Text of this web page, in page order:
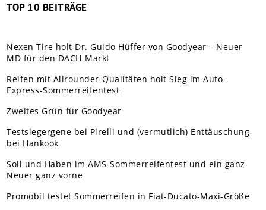
TOP 10 BEITRÄGE
Nexen Tire holt Dr. Guido Hüffer von Goodyear – Neuer
MD für den DACH-Markt
Reifen mit Allrounder-Qualitäten holt Sieg im Auto-
Express-Sommerreifentest
Zweites Grün für Goodyear
Testsiegergene bei Pirelli und (vermutlich) Enttäuschung
bei Hankook
Soll und Haben im AMS-Sommerreifentest und ein ganz
Neuer ganz vorne
Promobil testet Sommerreifen in Fiat-Ducato-Maxi-Größe